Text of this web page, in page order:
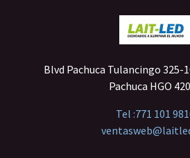
Blvd Pachuca Tulancingo 325-
Pachuca HGO
Tel :771 101